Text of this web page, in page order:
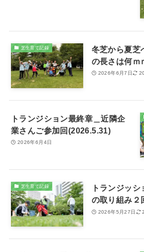
芝生育て記録
冬芝から夏芝
の長さは何ｍ
2026年6月7日
トランジション最終章＿近隣企
業さんご参加回(2026.5.31)
2026年6月4日
芝生育て記録
トランジッ
の取り組み２
2026年5月27日